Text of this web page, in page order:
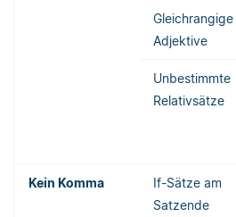
Gleichrangige
Adjektive
Unbestimmte
Relativsätze
Kein Komma
If-Sätze am
Satzende